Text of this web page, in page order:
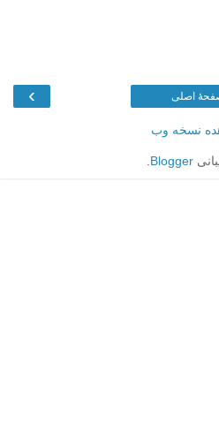
› اصلی
نسخه وب
Blogger